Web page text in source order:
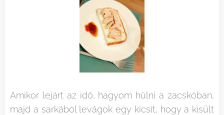
Amikor lejárt az idő, hagyom hűlni a zacskóban,
majd a sarkából levágok egy kicsit, hogy a kisült